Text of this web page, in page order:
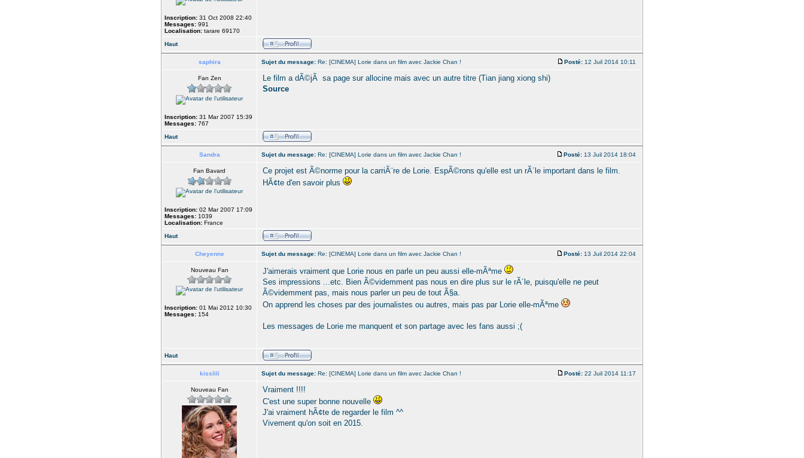
Inscription: 31 Oct 2008 22:40
Messages: 991
Localisation: tarare 69170
Haut
saphira Sujet du message: Re: [CINEMA] Lorie dans un film avec Jackie Chan ! Posté: 12 Juil 2014 10:11
Fan Zen
Inscription: 31 Mar 2007 15:39
Messages: 767
Le film a dÃ©jÃ sa page sur allocine mais avec un autre titre (Tian jiang xiong shi)
Source
Haut
Sandra Sujet du message: Re: [CINEMA] Lorie dans un film avec Jackie Chan ! Posté: 13 Juil 2014 18:04
Fan Bavard
Inscription: 02 Mar 2007 17:09
Messages: 1039
Localisation: France
Ce projet est Ã©norme pour la carriÃ¨re de Lorie. EspÃ©rons qu'elle est un rÃ´le important dans le film.
HÃ¢te d'en savoir plus
Haut
Cheyenne Sujet du message: Re: [CINEMA] Lorie dans un film avec Jackie Chan ! Posté: 13 Juil 2014 22:04
Nouveau Fan
Inscription: 01 Mai 2012 10:30
Messages: 154
J'aimerais vraiment que Lorie nous en parle un peu aussi elle-mÃªme
Ses impressions ...etc. Bien Ã©videmment pas nous en dire plus sur le rÃ´le, puisqu'elle ne peut
Ã©videmment pas, mais nous parler un peu de tout Ã§a.
On apprend les choses par des journalistes ou autres, mais pas par Lorie elle-mÃªme
Les messages de Lorie me manquent et son partage avec les fans aussi ;(
Haut
kisslili Sujet du message: Re: [CINEMA] Lorie dans un film avec Jackie Chan ! Posté: 22 Juil 2014 11:17
Nouveau Fan
Vraiment !!!!
C'est une super bonne nouvelle
J'ai vraiment hÃ¢te de regarder le film ^^
Vivement qu'on soit en 2015.